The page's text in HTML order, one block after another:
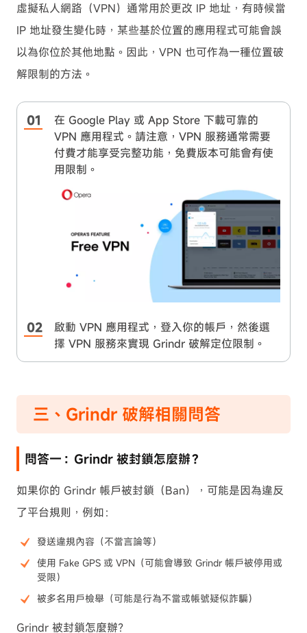
虛擬私人網路（VPN）通常用於更改 IP 地址，有時候當
IP 地址發生變化時，某些基於位置的應用程式可能會誤
以為你位於其他地點。因此，VPN 也可作為一種位置破
解限制的方法。
在 Google Play 或 App Store 下載可靠的
VPN 應用程式。請注意，VPN 服務通常需要
付費才能享受完整功能，免費版本可能會有使
用限制。
啟動 VPN 應用程式，登入你的帳戶，然後選
擇 VPN 服務來實現 Grindr 破解定位限制。
三、Grindr 破解相關問答
問答一：Grindr 被封鎖怎麼辦？
如果你的 Grindr 帳戶被封鎖（Ban），可能是因為違反
了平台規則，例如：
發送違規內容（不當言論等）
使用 Fake GPS 或 VPN（可能會導致 Grindr 帳戶被停用或
受限）
被多名用戶檢舉（可能是行為不當或帳號疑似詐騙）
Grindr 被封鎖怎麼辦？